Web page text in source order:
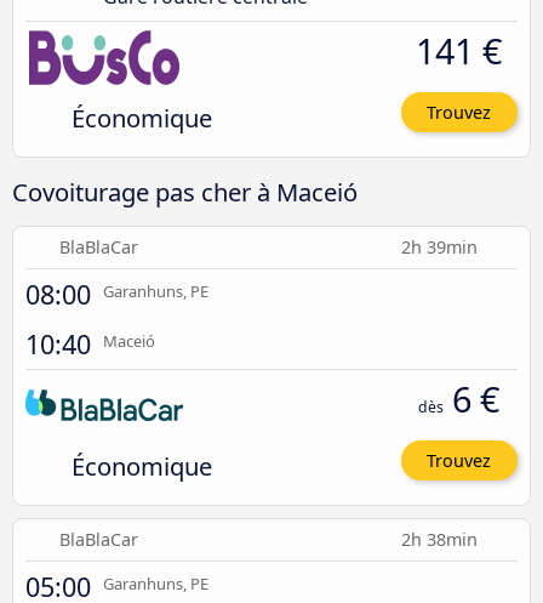
Économique
141 €
Trouvez
Covoiturage pas cher à Maceió
BlaBlaCar 2h 39min
08:00 Garanhuns, PE
10:40 Maceió
Économique
dès 6 €
Trouvez
BlaBlaCar 2h 38min
05:00 Garanhuns, PE